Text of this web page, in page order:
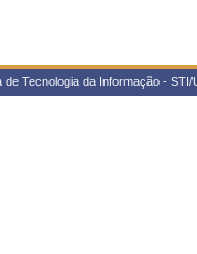
de Tecnologia da Informação -